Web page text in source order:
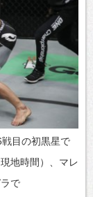
戦目の初黒星で
地時間）、マレ
で